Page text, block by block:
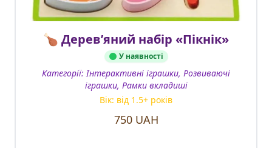
🍗 Дерев’яний набір «Пікнік»
У наявності
Категорії:Інтерактивні іграшки, Розвиваючі
іграшки, Рамки вкладиші
Вік: від 1.5+ років
750UAH